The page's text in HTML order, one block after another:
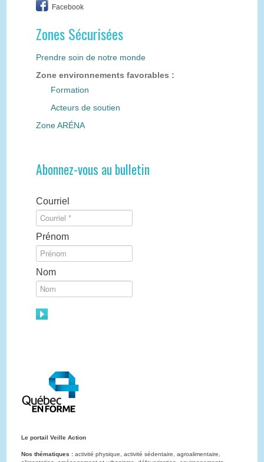
Facebook
Zones Sécurisées
Prendre soin de notre monde
Zone environnements favorables :
Formation
Acteurs de soutien
Zone ARÉNA
Abonnez-vous au bulletin
Courriel
Prénom
Nom
Le portail Veille Action
Nos thématiques : activité physique, activité sédentaire, agroalimentaire,